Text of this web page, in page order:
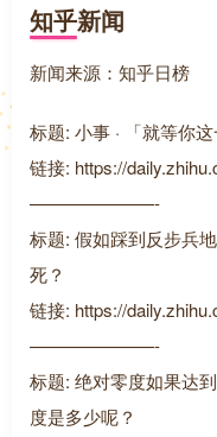
知乎新闻
新闻来源：知乎日榜
标题: 小事 · 「就等你
链接: https://
———————-
标题: 假如踩到反步兵
死？
链接: https://
———————-
标题: 绝对零度如果达
度是多少呢？